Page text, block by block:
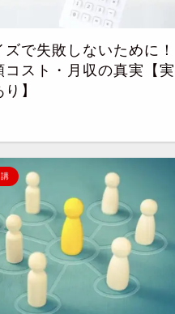
で失敗しないために！
コスト・月収の真実【実
】